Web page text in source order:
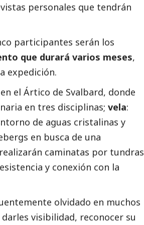
personales que tendrán
participantes serán los
que durará varios meses,
expedición.
en el Ártico de Svalbard, donde
en tres disciplinas; vela:
de aguas cristalinas y
en busca de una
caminatas por tundras
y conexión con la
olvidado en muchos
visibilidad, reconocer su